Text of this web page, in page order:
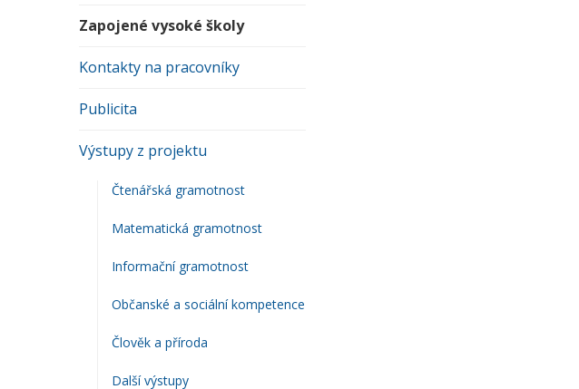
Zapojené vysoké školy
Kontakty na pracovníky
Publicita
Výstupy z projektu
Čtenářská gramotnost
Matematická gramotnost
Informační gramotnost
Občanské a sociální kompetence
Člověk a příroda
Další výstupy